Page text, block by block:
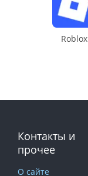
Roblox
Контакты и
прочее
О сайте